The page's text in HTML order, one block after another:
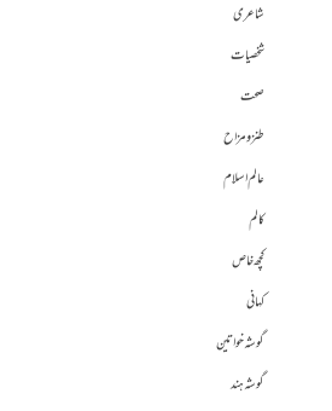
شاعری
شخصیات
صحت
طنز و مزاح
عالم اسلام
کالم
کچھ خاص
کہانی
گوشہ خواتین
گوشہ ہند